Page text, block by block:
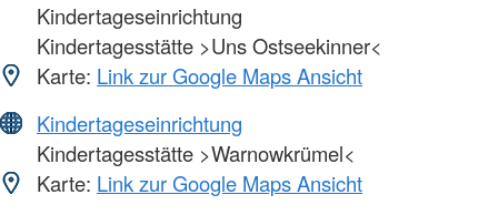
Kindertageseinrichtung
Kindertagesstätte >Uns Ostseekinner<
Karte: Link zur Google Maps Ansicht
Kindertageseinrichtung
Kindertagesstätte >Warnowkrümel<
Karte: Link zur Google Maps Ansicht